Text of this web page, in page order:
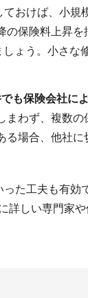
おけば、小規
の保険料上昇を
ょう。小さな
も保険会社に
まわず、複数の
る場合、他社に
た工夫も有効
詳しい専門家